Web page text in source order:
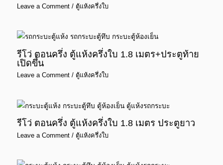
Leave a Comment / ตู้แห้งครึ่งใบ
รีโว่ ตอนครึ่ง ตู้แห้งครึ่งใบ 1.8 เมตร+ประตูท้าย
เปิดขึ้น
Leave a Comment / ตู้แห้งครึ่งใบ
รีโว่ ตอนครึ่ง ตู้แห้งครึ่งใบ 1.8 เมตร ประตูยาว
Leave a Comment / ตู้แห้งครึ่งใบ